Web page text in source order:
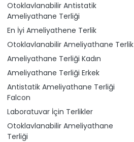
Otoklavlanabilir Antistatik
Ameliyathane Terliği
En İyi Ameliyathene Terlik
Otoklavlanabilir Ameliyathane Terlik
Ameliyathane Terliği Kadın
Ameliyathane Terliği Erkek
Antistatik Ameliyathane Terliği
Falcon
Laboratuvar İçin Terlikler
Otoklavlanabilir Ameliyathane
Terliği